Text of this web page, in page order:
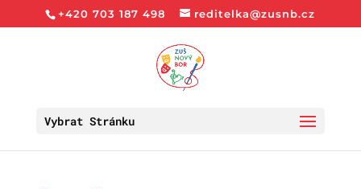
+420 703 187 498 reditelka@zusnb.cz
Vybrat Stránku